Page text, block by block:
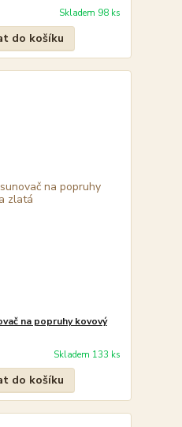
Skladem 98 ks
do košíku
na popruhy kovový
Skladem 133 ks
do košíku